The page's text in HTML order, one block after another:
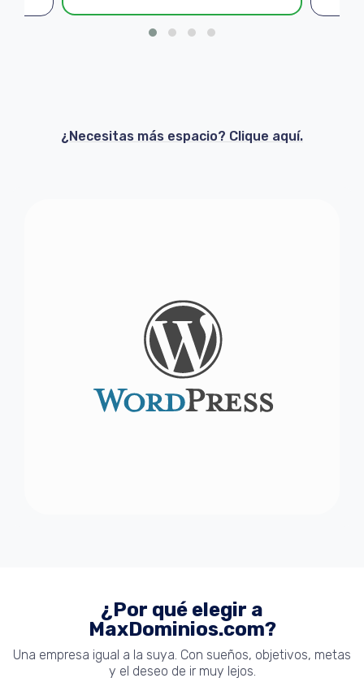
¿Necesitas más espacio? Clique aquí.
¿Por qué elegir a
MaxDominios.com?
Una empresa igual a la suya. Con sueños, objetivos, metas
y el deseo de ir muy lejos.